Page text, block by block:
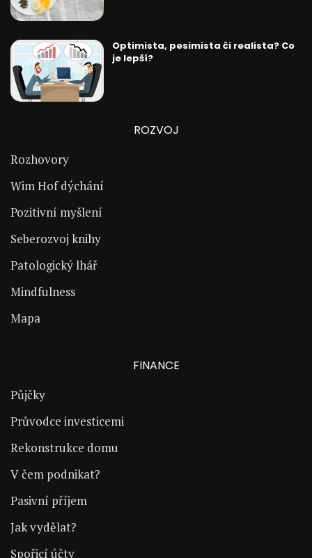
Optimista, pesimista či realista? Co
je lepší?
ROZVOJ
Rozhovory
Wim Hof dýchání
Pozitivní myšlení
Seberozvoj knihy
Patologický lhář
Mindfulness
Mapa
FINANCE
Půjčky
Průvodce investicemi
Rekonstrukce domu
V čem podnikat?
Pasivní příjem
Jak vydělat?
Spořicí účty